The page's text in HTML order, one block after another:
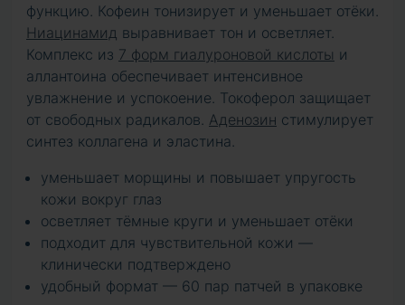
функцию. Кофеин тонизирует и уменьшает отёки.
Ниацинамид выравнивает тон и осветляет.
Комплекс из 7 форм гиалуроновой кислоты и
аллантоина обеспечивает интенсивное
увлажнение и успокоение. Токоферол защищает
от свободных радикалов. Аденозин стимулирует
синтез коллагена и эластина.
уменьшает морщины и повышает упругость
кожи вокруг глаз
осветляет тёмные круги и уменьшает отёки
подходит для чувствительной кожи —
клинически подтверждено
удобный формат — 60 пар патчей в упаковке